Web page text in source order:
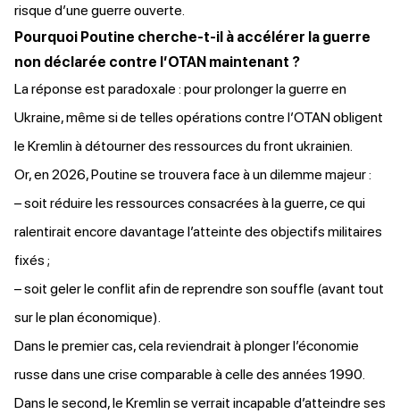
risque d’une guerre ouverte.
Pourquoi Poutine cherche-t-il à accélérer la guerre
non déclarée contre l’OTAN maintenant ?
La réponse est paradoxale : pour prolonger la guerre en
Ukraine, même si de telles opérations contre l’OTAN obligent
le Kremlin à détourner des ressources du front ukrainien.
Or, en 2026, Poutine se trouvera face à un dilemme majeur :
– soit réduire les ressources consacrées à la guerre, ce qui
ralentirait encore davantage l’atteinte des objectifs militaires
fixés ;
– soit geler le conflit afin de reprendre son souffle (avant tout
sur le plan économique).
Dans le premier cas, cela reviendrait à plonger l’économie
russe dans une crise comparable à celle des années 1990.
Dans le second, le Kremlin se verrait incapable d’atteindre ses